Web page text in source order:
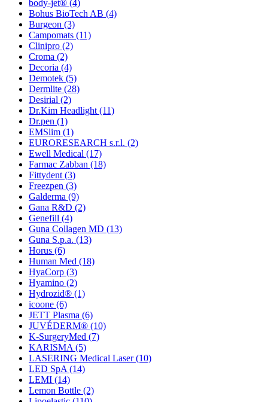
body-jet® (4)
Bohus BioTech AB (4)
Burgeon (3)
Campomats (11)
Clinipro (2)
Croma (2)
Decoria (4)
Demotek (5)
Dermlite (28)
Desirial (2)
Dr.Kim Headlight (11)
Dr.pen (1)
EMSlim (1)
EURORESEARCH s.r.l. (2)
Ewell Medical (17)
Farmac Zabban (18)
Fittydent (3)
Freezpen (3)
Galderma (9)
Gana R&D (2)
Genefill (4)
Guna Collagen MD (13)
Guna S.p.a. (13)
Horus (6)
Human Med (18)
HyaCorp (3)
Hyamino (2)
Hydrozid® (1)
icoone (6)
JETT Plasma (6)
JUVÉDERM® (10)
K-SurgeryMed (7)
KARISMA (5)
LASERING Medical Laser(10)
LED SpA (14)
LEMI (14)
Lemon Bottle (2)